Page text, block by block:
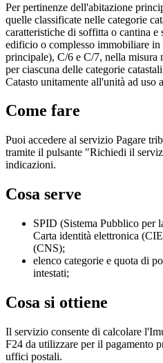
Per pertinenze dell'abitazione
quelle classificate nelle categorie
caratteristiche di soffitta o cantina e
edificio o complesso immobiliare in
principale), C/6 e C/7, nella misura
per ciascuna delle categorie
Catasto unitamente all'unità ad uso
Come fare
Puoi accedere al servizio Pagare
tramite il pulsante "Richiedi il
indicazioni.
Cosa serve
SPID (Sistema Pubblico per
Carta identità elettronica
(CNS);
elenco categorie e quota di
intestati;
Cosa si ottiene
Il servizio consente di calcolare
F24 da utilizzare per il pagamento
uffici postali.